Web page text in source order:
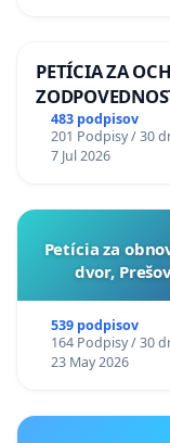
PETÍCIA ZA
A ZLYHANIE
483 podpisov
201 Podpisy / 30
7 Jul 2026
​Petícia za
dvor,
539 podpisov
164 Podpisy / 30
23 May 2026